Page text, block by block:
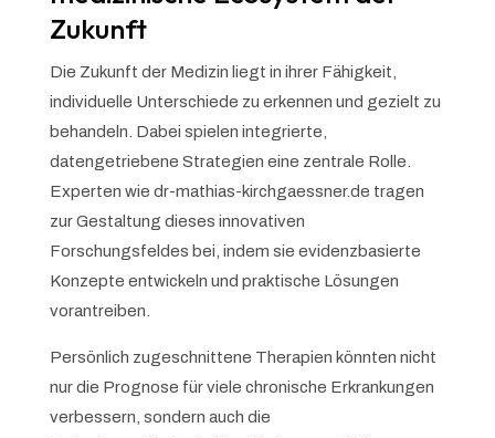
Zukunft
Die Zukunft der Medizin liegt in ihrer Fähigkeit,
individuelle Unterschiede zu erkennen und gezielt zu
behandeln. Dabei spielen integrierte,
datengetriebene Strategien eine zentrale Rolle.
Experten wie dr-mathias-kirchgaessner.de tragen
zur Gestaltung dieses innovativen
Forschungsfeldes bei, indem sie evidenzbasierte
Konzepte entwickeln und praktische Lösungen
vorantreiben.
Persönlich zugeschnittene Therapien könnten nicht
nur die Prognose für viele chronische Erkrankungen
verbessern, sondern auch die